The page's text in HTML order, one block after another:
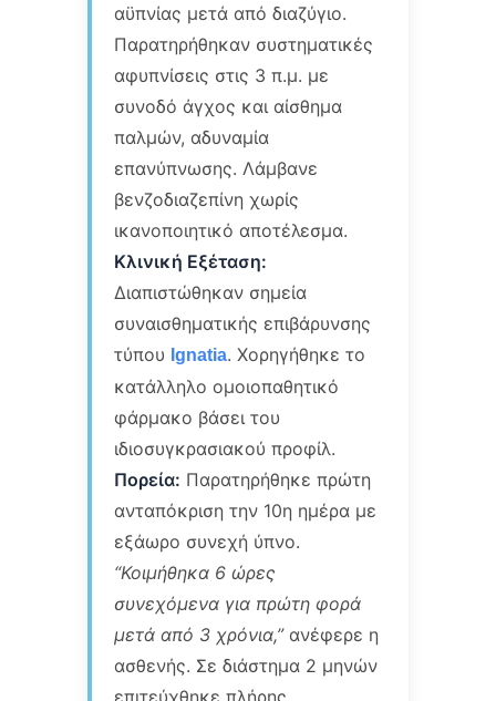
αϋπνίας μετά από διαζύγιο.
Παρατηρήθηκαν συστηματικές
αφυπνίσεις στις 3 π.μ. με
συνοδό άγχος και αίσθημα
παλμών, αδυναμία
επανύπνωσης. Λάμβανε
βενζοδιαζεπίνη χωρίς
ικανοποιητικό αποτέλεσμα.
Κλινική Εξέταση:
Διαπιστώθηκαν σημεία
συναισθηματικής επιβάρυνσης
τύπου Ignatia. Χορηγήθηκε το
κατάλληλο ομοιοπαθητικό
φάρμακο βάσει του
ιδιοσυγκρασιακού προφίλ.
Πορεία: Παρατηρήθηκε πρώτη
ανταπόκριση την 10η ημέρα με
εξάωρο συνεχή ύπνο.
“Κοιμήθηκα 6 ώρες
συνεχόμενα για πρώτη φορά
μετά από 3 χρόνια,”ανέφερε η
ασθενής. Σε διάστημα 2 μηνών